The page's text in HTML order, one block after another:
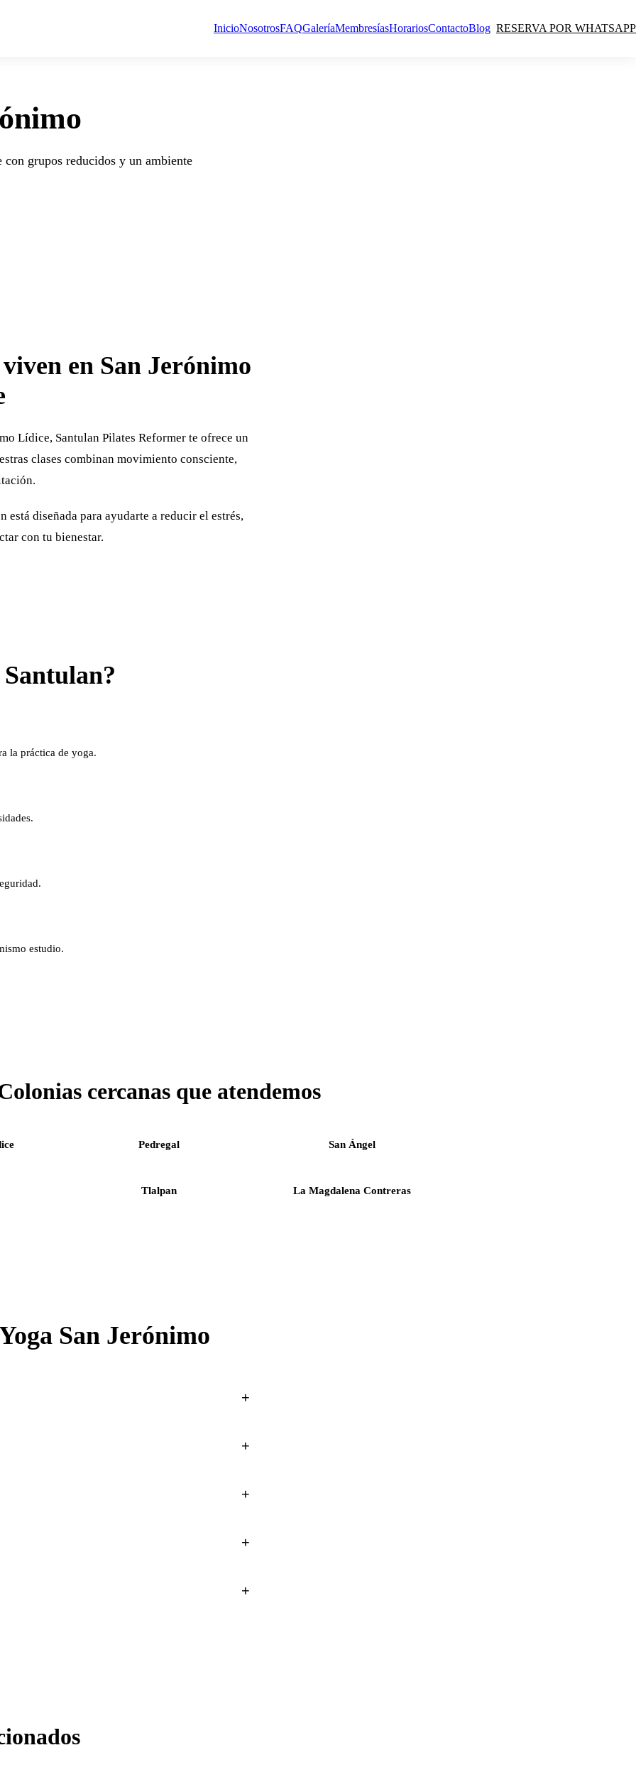
InicioNosotrosFAQGaleríaMembresíasHorariosContactoBlog RESERVA POR WHATSAPP
grupos reducidos y un ambiente
en San Jerónimo
Lídice, Santulan Pilates Reformer te ofrece un
clases combinan movimiento consciente,
diseñada para ayudarte a reducir el estrés,
con tu bienestar.
la práctica de yoga.
estudio.
cercanas que atendemos
Pedregal San Ángel
Tlalpan La Magdalena Contreras
San Jerónimo
+
+
+
+
+